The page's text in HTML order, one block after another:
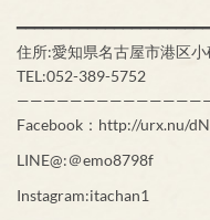
住所:愛知県名古屋市港区
TEL:052-389-5752
Facebook：http://urx.nu/
LINE@:＠emo8798f
Instagram:itachan1